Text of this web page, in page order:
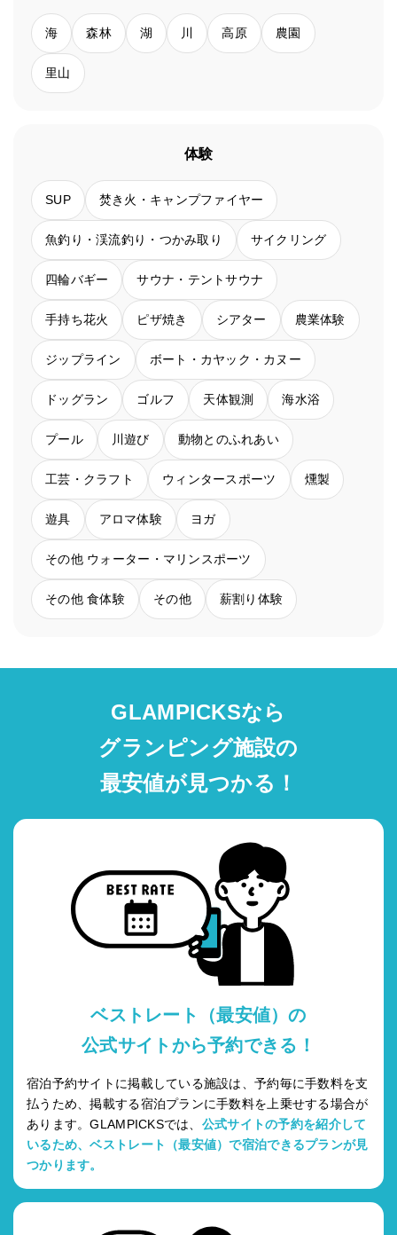
海 森林 湖 川 高原 農園
里山
体験
SUP 焚き火・キャンプファイヤー
魚釣り・渓流釣り・つかみ取り サイクリング
四輪バギー サウナ・テントサウナ
手持ち花火 ピザ焼き シアター 農業体験
ジップライン ボート・カヤック・カヌー
ドッグラン ゴルフ 天体観測 海水浴
プール 川遊び 動物とのふれあい
工芸・クラフト ウィンタースポーツ 燻製
遊具 アロマ体験 ヨガ
その他 ウォーター・マリンスポーツ
その他 食体験 その他 薪割り体験
GLAMPICKSなら
グランピング施設の
最安値が見つかる！
ベストレート（最安値）の
公式サイトから予約できる！
宿泊予約サイトに掲載している施設は、予約毎に手数料を支
払うため、掲載する宿泊プランに手数料を上乗せする場合が
あります。GLAMPICKSでは、 公式サイトの予約を紹介して
いるため、ベストレート（最安値）で宿泊できるプランが見
つかります。